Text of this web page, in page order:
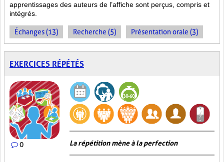
apprentissages des auteurs de l’affiche sont perçus, compris et
intégrés.
Échanges (13) Recherche (5) Présentation orale (3)
EXERCICES RÉPÉTÉS
0 La répétition mène à la perfection